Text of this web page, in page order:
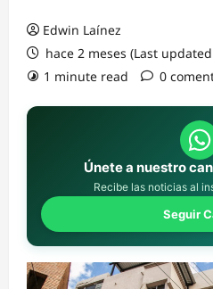
Edwin Laínez
hace 2 meses (Last
1 minute read
0
Únete a nuestro
Recibe las noticias al
Seguir